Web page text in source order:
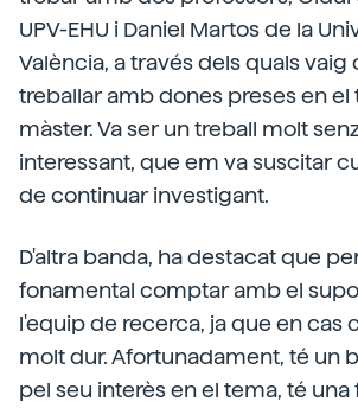
UPV-EHU i Daniel Martos de la
València, a través dels quals
treballar amb dones preses en el
màster. Va ser un treball molt
interessant, que em va suscitar
de continuar investigant.
D'altra banda, ha destacat que
fonamental comptar amb el
l'equip de recerca, ja que en cas
molt dur. Afortunadament, té un
pel seu interès en el tema, té